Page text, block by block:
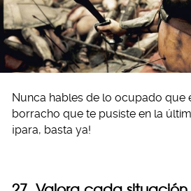
Nunca hables de lo ocupado que
borracho que te pusiste en la
¡para, basta ya!